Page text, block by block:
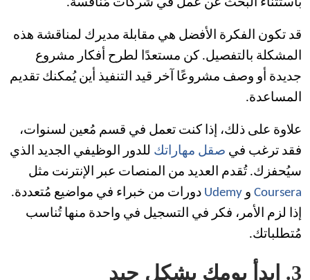
باستثناء البحث عن عمل في شركات مُنافسة.
قد تكون الفكرة الأفضل هي مقابلة مديرك لمناقشة هذه
المشكلة بالتفصيل. كن مستعدًا لطرح أفكار مشروع
جديدة أو وصف مشروعًا آخر قيد التنفيذ أين يُمكنك تقديم
المساعدة.
علاوة على ذلك، إذا كنت تعمل في قسم مُعين لسنوات،
فقد ترغب في صقل مهاراتك للدور الوظيفي الجديد الذي
سيُحفزك. تُقدم العديد من المنصات عبر الإنترنت مثل
Coursera وUdemy دورات من خبراء في مواضيع مُتعددة.
إذا لزم الأمر، فكر في التسجيل في واحدة منها تُناسب
مُتطلباتك.
3. ابدأ يومك بشكل جيد